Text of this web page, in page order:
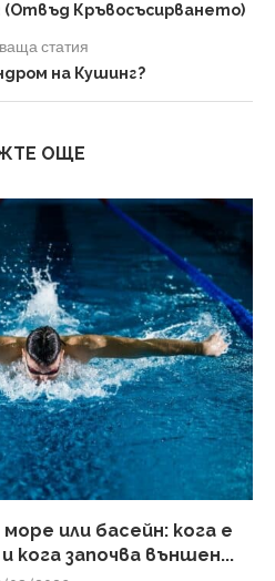
(Отвъд Кръвосъсирването)
статия
на Кушинг?
ОЩЕ
или басейн: кога е
кога започва външен...